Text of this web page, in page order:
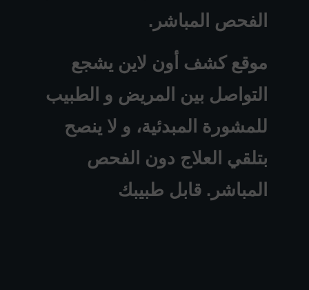
الفحص المباشر.
موقع كشف أون لاين يشجع
التواصل بين المريض و الطبيب
للمشورة المبدئية، و لا ينصح
بتلقي العلاج دون الفحص
المباشر. قابل طبيبك